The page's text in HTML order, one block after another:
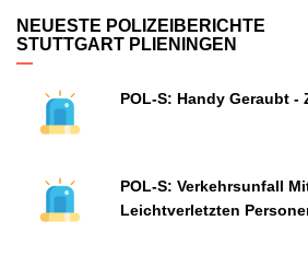
NEUESTE POLIZEIBERICHTE
STUTTGART PLIENINGEN
POL-S: Handy Geraubt -
POL-S: Verkehrsunfall
Leichtverletzten